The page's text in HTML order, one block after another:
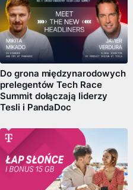
Do grona międzynarodowych
prelegentów Tech Race
Summit dołączają liderzy
Tesli i PandaDoc